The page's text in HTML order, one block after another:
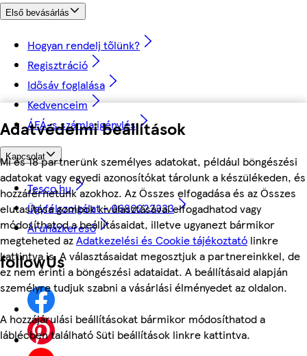
Adatvédelmi beállítások
Mi és 18 partnerünk személyes adatokat, például böngészési
adatokat vagy egyedi azonosítókat tárolunk a készülékeden, és
hozzáférhetünk azokhoz. Az Összes elfogadása és az Összes
elutasítása gombok kiválasztásával elfogadhatod vagy
módosíthatod a beállításaidat, illetve ugyanezt bármikor
megteheted azAdatkezelési és Cookie tájékoztató linkre
kattintva is. A választásaidat megosztjuk a partnereinkkel, de
ez nem érinti a böngészési adataidat. A beállításaid alapján
személyre tudjuk szabni a vásárlási élményedet az oldalon.
A hozzájárulási beállításokat bármikor módosíthatod a
láblécben található Süti beállítások linkre kattintva.
Első bevásárlás
Hogyan rendelj tőlünk?
Regisztráció
Idősáv foglalása
Kedvenceim
ÁFÁ-s számla igénylés
Kapcsolat
Tesco.hu
Ügyfélszolgálat - 0680222333
Áruházkereső
followUs